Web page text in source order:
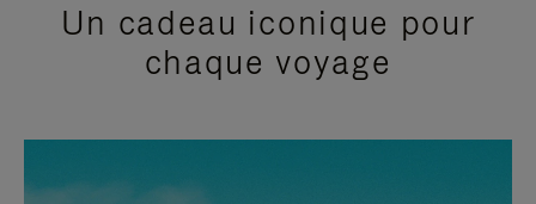
Un cadeau iconique pour
chaque voyage